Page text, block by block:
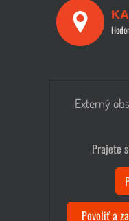
Externý
Prajete
Povoliť a